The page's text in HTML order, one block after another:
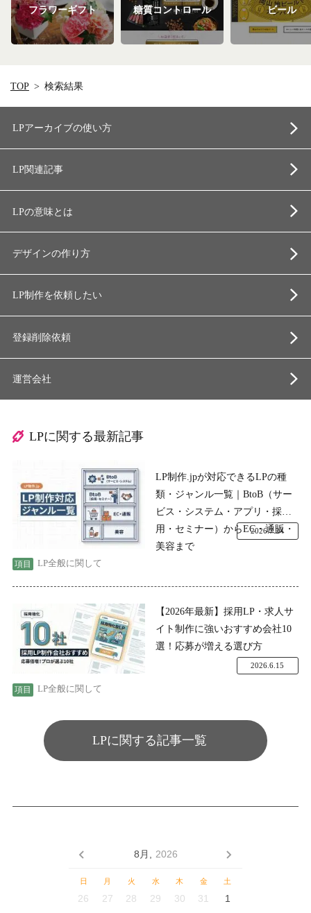
フラワーギフト 糖質コントロール ビール
TOP 検索結果
LPアーカイブの使い方
LP関連記事
LPの意味とは
デザインの作り方
LP制作を依頼したい
登録削除依頼
運営会社
LPに関する最新記事
LP制作.jpが対応できるLPの種
類・ジャンル一覧｜BtoB（サー
ビス・システム・アプリ・採
用・セミナー）からEC・通販・
美容まで
LP全般に関して
2026.7.24
【2026年最新】採用LP・求人サ
イト制作に強いおすすめ会社10
選！応募が増える選び方
LP全般に関して
2026.6.15
LPに関する記事一覧
8月, 2026
日 月 火 水 木 金 土
26 27 28 29 30 31 1